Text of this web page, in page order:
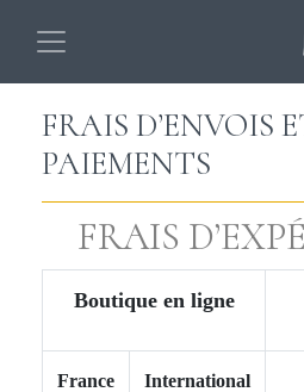
FRAIS D’ENVOIS
PAIEMENTS
FRAIS
Boutique en ligne
France International